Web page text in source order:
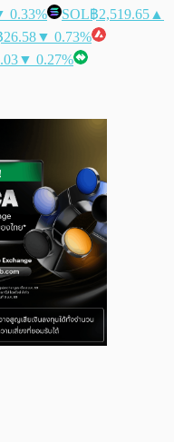
0.33% SOL฿2,519.65 ▲
26.58▼ 0.73%
▼ 0.27%